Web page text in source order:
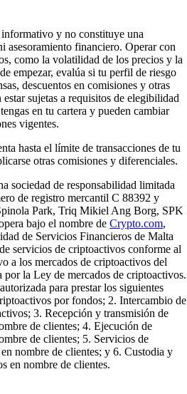
y no constituye una
asesoramiento financiero. Operar con
como la volatilidad de los precios y la
empezar, evalúa si tu perfil de riesgo
descuentos en comisiones y otras
sujetas a requisitos de elegibilidad
en tu cartera y pueden cambiar
vigentes.
hasta el límite de transacciones de tu
otras comisiones y diferenciales.
sociedad de responsabilidad limitada
de registro mercantil C 88392 y
Park, Triq Mikiel Ang Borg, SPK
bajo el nombre de Crypto.com,
de Servicios Financieros de Malta
servicios de criptoactivos conforme al
a los mercados de criptoactivos del
la Ley de mercados de criptoactivos.
para prestar los siguientes
por fondos; 2. Intercambio de
3. Recepción y transmisión de
de clientes; 4. Ejecución de
de clientes; 5. Servicios de
nombre de clientes; y 6. Custodia y
en nombre de clientes.